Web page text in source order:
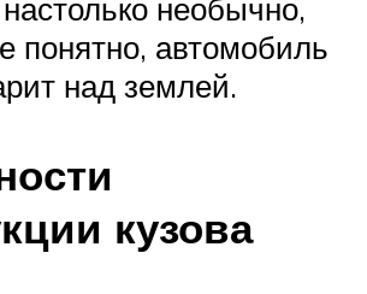
необычно,
понятно, автомобиль
над землей.
кузова